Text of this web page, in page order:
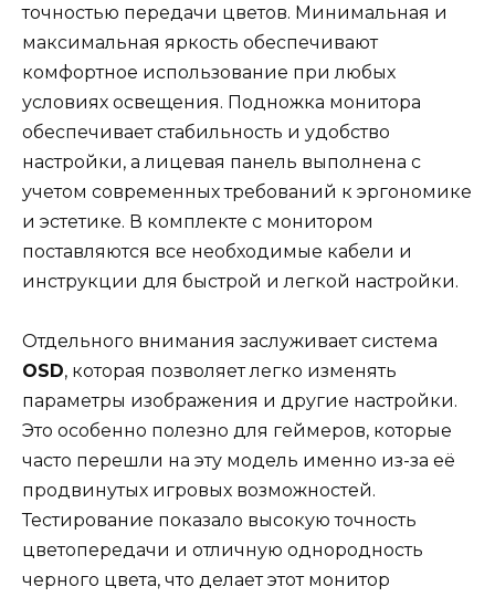
точностью передачи цветов. Минимальная и
максимальная яркость обеспечивают
комфортное использование при любых
условиях освещения. Подножка монитора
обеспечивает стабильность и удобство
настройки, а лицевая панель выполнена с
учетом современных требований к эргономике
и эстетике. В комплекте с монитором
поставляются все необходимые кабели и
инструкции для быстрой и легкой настройки.
Отдельного внимания заслуживает система
OSD, которая позволяет легко изменять
параметры изображения и другие настройки.
Это особенно полезно для геймеров, которые
часто перешли на эту модель именно из-за её
продвинутых игровых возможностей.
Тестирование показало высокую точность
цветопередачи и отличную однородность
черного цвета, что делает этот монитор